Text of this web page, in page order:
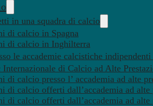
in una squadra di calcio
di calcio in Spagna
di calcio in Inghilterra
le accademie calcistiche
di Calcio ad Alte
di calcio presso l’ accademia ad alte
di calcio offerti dall’accademia ad
di calcio offerti dall’accademia ad